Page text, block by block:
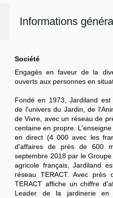
Informations
Société
Engagés en faveur de la
ouverts aux personnes en
Fondé en 1973, Jardiland
de l'univers du Jardin, de
de Vivre, avec un réseau de
centaine en propre.
en direct (4 000 avec les
d'affaires de près de 600
septembre 2018 par le
agricole français, Jardiland
réseau TERACT. Avec
TERACT affiche un chiffre
Leader de la jardinerie en